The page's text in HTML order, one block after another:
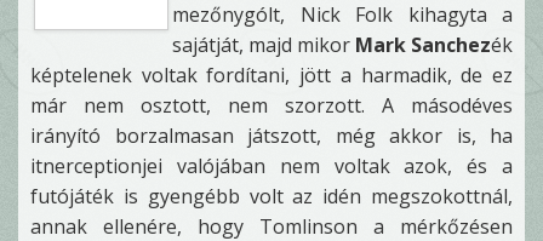
mezőnygólt, Nick Folk kihagyta a
sajátját, majd mikor Mark Sanchezék
képtelenek voltak fordítani, jött a harmadik, de ez
már nem osztott, nem szorzott. A másodéves
irányító borzalmasan játszott, még akkor is, ha
itnerceptionjei valójában nem voltak azok, és a
futójáték is gyengébb volt az idén megszokottnál,
annak ellenére, hogy Tomlinson a mérkőzésen